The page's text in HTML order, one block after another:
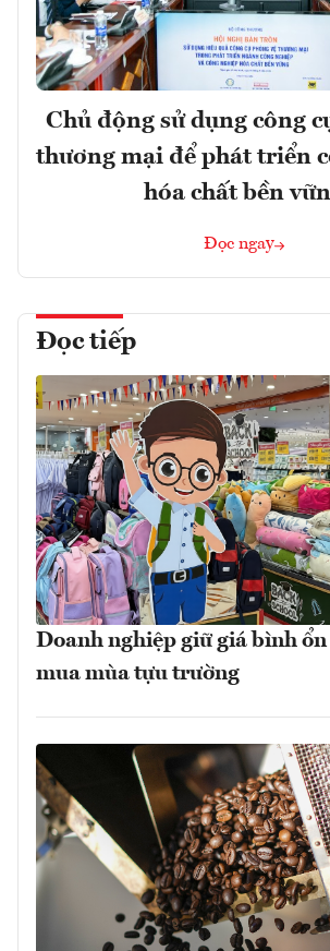
Chủ động sử dụng công
thương mại để phát triển
hóa chất bền
Đọc ngay
Đọc tiếp
Doanh nghiệp giữ giá bình ổn
mua mùa tựu trường